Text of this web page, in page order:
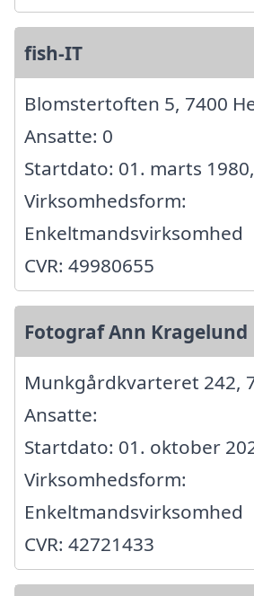
fish-IT
Blomstertoften 5, 7400
Ansatte: 0
Startdato: 01. marts 1980,
Virksomhedsform:
Enkeltmandsvirksomhed
CVR: 49980655
Fotograf Ann Kragelund
Munkgårdkvarteret 242,
Ansatte:
Startdato: 01. oktober
Virksomhedsform:
Enkeltmandsvirksomhed
CVR: 42721433